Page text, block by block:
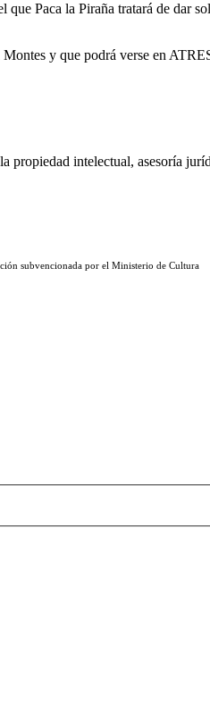
Paca la Piraña tratará de dar
y que podrá verse en
propiedad intelectual, asesoría
subvencionada por el Ministerio de Cultura